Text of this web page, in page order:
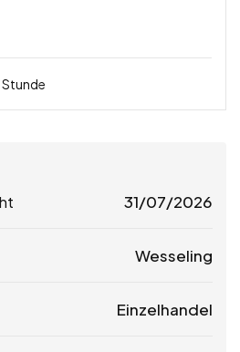
Stunde
31/07/2026
Wesseling
Einzelhandel